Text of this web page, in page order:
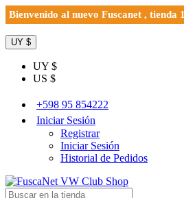
Bienvenido al nuevo Fuscanet , tienda
UY $
UY $
US $
+598 95 854222
Iniciar Sesión
Registrar
Iniciar Sesión
Historial de Pedidos